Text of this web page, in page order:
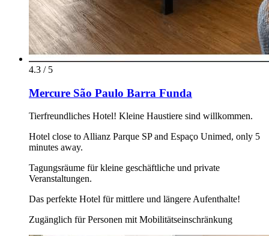
4.3 / 5
Mercure São Paulo Barra Funda
Tierfreundliches Hotel! Kleine Haustiere sind willkommen.
Hotel close to Allianz Parque SP and Espaço Unimed, only 5
minutes away.
Tagungsräume für kleine geschäftliche und private
Veranstaltungen.
Das perfekte Hotel für mittlere und längere Aufenthalte!
Zugänglich für Personen mit Mobilitätseinschränkung